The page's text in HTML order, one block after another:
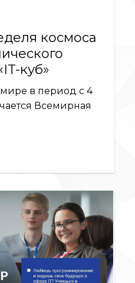
космоса
куб»
в период с 4
Всемирная